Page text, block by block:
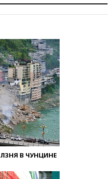
В ЧУНЦИНЕ